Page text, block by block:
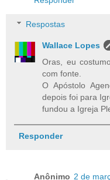
Respostas
Wallace Lopes
Oras, eu
com fonte.
O Apóstolo
depois foi para
fundou a Igreja
Responder
Anônimo 2 de